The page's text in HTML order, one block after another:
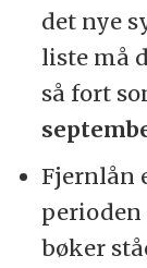
det nye
liste må
så fort
Fjernlån
perioden
bøker